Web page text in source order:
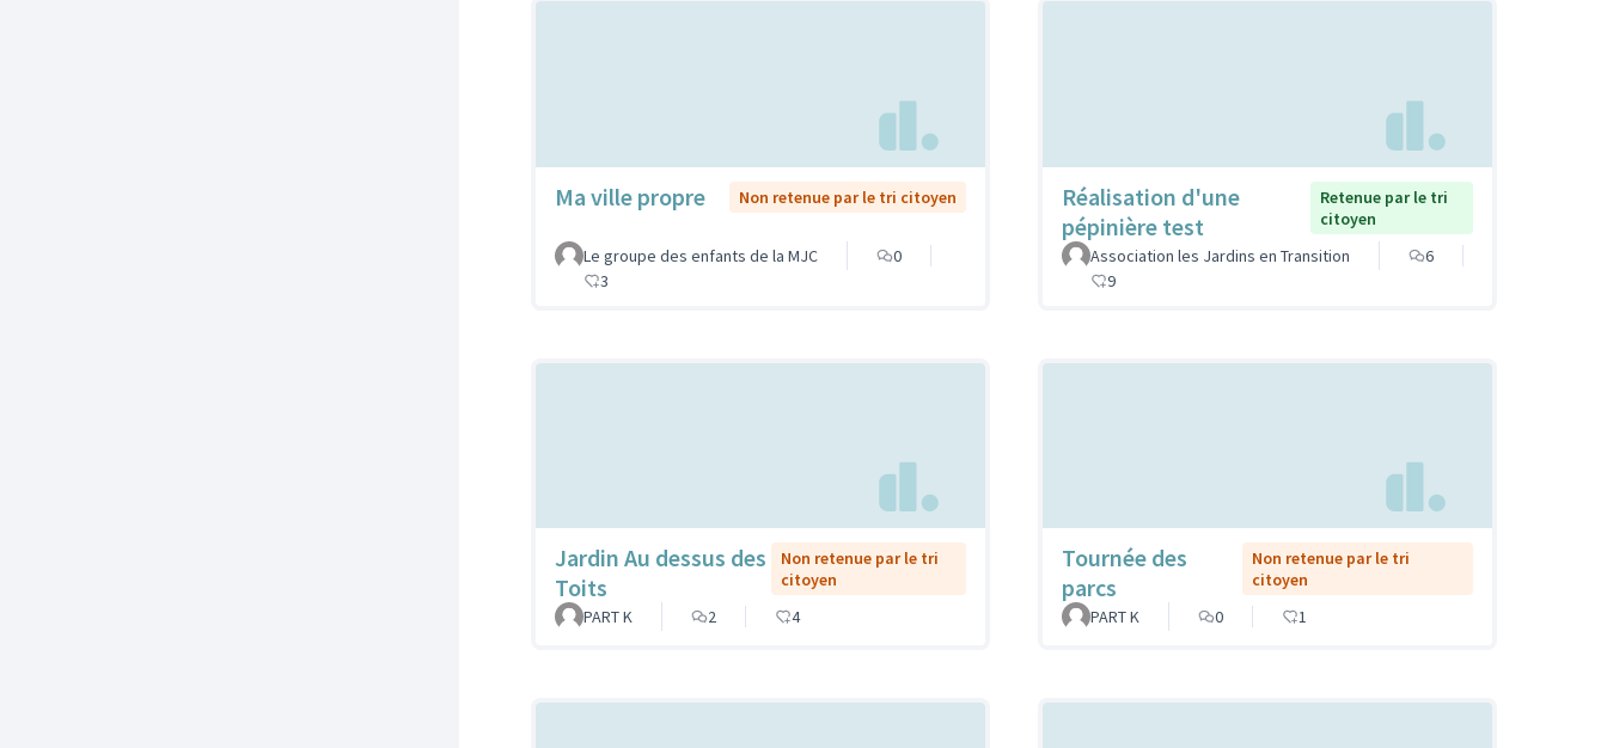
Ma ville propre Non retenue par le tri citoyen
Le groupe des enfants de la MJC
0
3
Réalisation d'une
pépinière test
Retenue par le tri
citoyen
Association les Jardins en Transition
6
9
Jardin Au dessus des
Toits
Non retenue par le tri
citoyen
PART K
2 4
Tournée des
parcs
Non retenue par le tri
citoyen
PART K
0 1